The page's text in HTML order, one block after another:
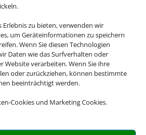
zu bieten, verwenden wir
um Geräteinformationen zu speichern
Wenn Sie diesen Technologien
Daten wie das Surfverhalten oder
Website verarbeiten. Wenn Sie ihre
oder zurückziehen, können bestimmte
beeinträchtigt werden.
Cookies und Marketing Cookies.
538 € p.P.